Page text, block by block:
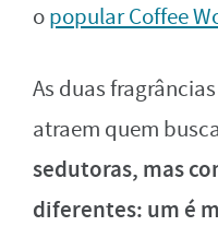
opopular Coffee
As duas
atraem quem busca
sedutoras, mas
diferentes: um é